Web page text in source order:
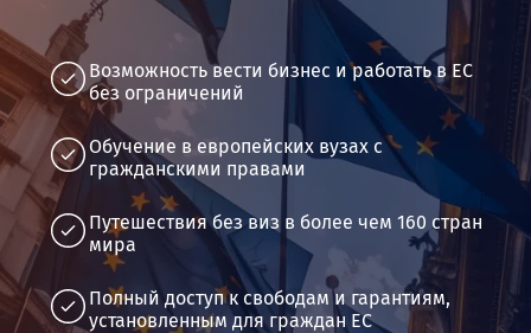
Возможность вести бизнес и работать в ЕС
без ограничений
Обучение в европейских вузах с
гражданскими правами
Путешествия без виз в более чем 160 стран
мира
Полный доступ к свободам и гарантиям,
установленным для граждан ЕС